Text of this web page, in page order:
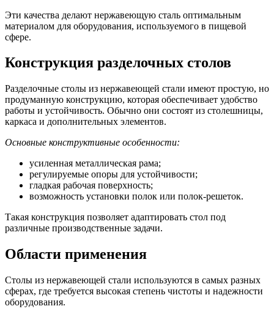
Эти качества делают нержавеющую сталь оптимальным
материалом для оборудования, используемого в пищевой
сфере.
Конструкция разделочных столов
Разделочные столы из нержавеющей стали имеют простую, но
продуманную конструкцию, которая обеспечивает удобство
работы и устойчивость. Обычно они состоят из столешницы,
каркаса и дополнительных элементов.
Основные конструктивные особенности:
усиленная металлическая рама;
регулируемые опоры для устойчивости;
гладкая рабочая поверхность;
возможность установки полок или полок-решеток.
Такая конструкция позволяет адаптировать стол под
различные производственные задачи.
Области применения
Столы из нержавеющей стали используются в самых разных
сферах, где требуется высокая степень чистоты и надежности
оборудования.